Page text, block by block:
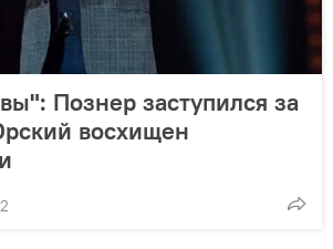
Познер заступился за
восхищен